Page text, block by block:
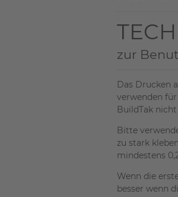
zur
Das Drucken
verwenden
BuildTak
Bitte
zu stark
mindestens
Wenn die
besser wenn